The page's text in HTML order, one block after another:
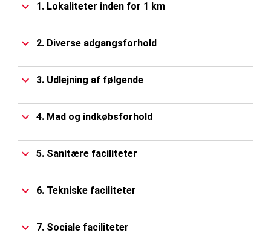
1. Lokaliteter inden for 1 km
2. Diverse adgangsforhold
3. Udlejning af følgende
4. Mad og indkøbsforhold
5. Sanitære faciliteter
6. Tekniske faciliteter
7. Sociale faciliteter